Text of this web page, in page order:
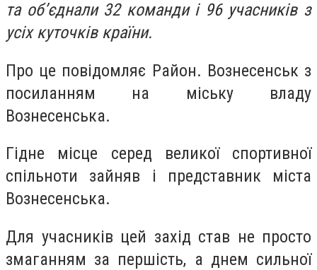
та об’єднали 32 команди і 96 учасників з
усіх куточків країни.
Про це повідомляє Район. Вознесенськ з
посиланням на міську владу
Вознесенська.
Гідне місце серед великої спортивної
спільноти зайняв і представник міста
Вознесенська.
Для учасників цей захід став не просто
змаганням за першість, а днем сильної